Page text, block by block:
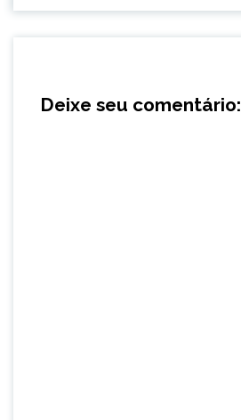
Deixe seu comentário: